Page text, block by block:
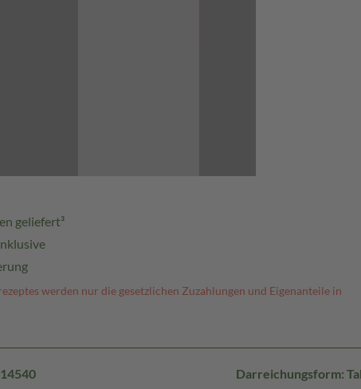
geliefert³
werden nur die gesetzlichen Zuzahlungen und Eigenanteile in
Darreichungsform: